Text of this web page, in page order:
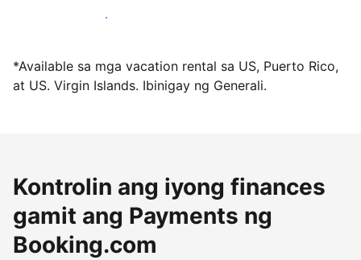
Mag-host sa amin ngayon
*Available sa mga vacation rental sa US, Puerto Rico,
at US. Virgin Islands. Ibinigay ng Generali.
Kontrolin ang iyong finances
gamit ang Payments ng
Booking.com